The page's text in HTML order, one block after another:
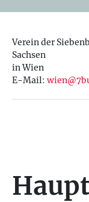
Verein der
Sachsen
in Wien
E-Mail: